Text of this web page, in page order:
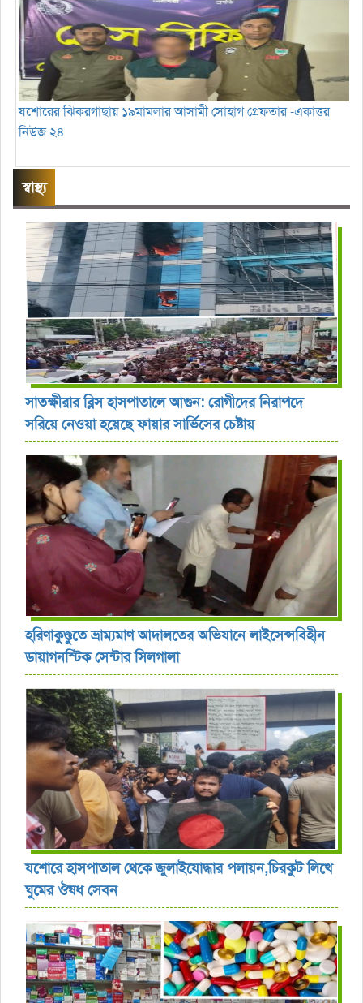
যশোরের ঝিকরগাছায় ১৯মামলার আসামী সোহাগ গ্রেফতার -একাত্তর
নিউজ ২৪
স্বাস্থ্য
সাতক্ষীরার ব্লিস হাসপাতালে আগুন: রোগীদের নিরাপদে
সরিয়ে নেওয়া হয়েছে ফায়ার সার্ভিসের চেষ্টায়
হরিণাকুণ্ডুতে ভ্রাম্যমাণ আদালতের অভিযানে লাইসেন্সবিহীন
ডায়াগনস্টিক সেন্টার সিলগালা
যশোরে হাসপাতাল থেকে জুলাইযোদ্ধার পলায়ন,চিরকুট লিখে
ঘুমের ঔষধ সেবন